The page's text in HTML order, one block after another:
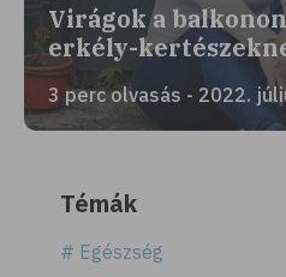
Virágok a
erkély-
3 perc olvasás - 2022.
Témák
# Egészség